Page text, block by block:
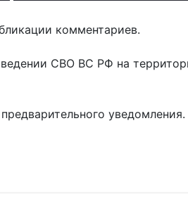
комментариев.
СВО ВС РФ на
уведомления.